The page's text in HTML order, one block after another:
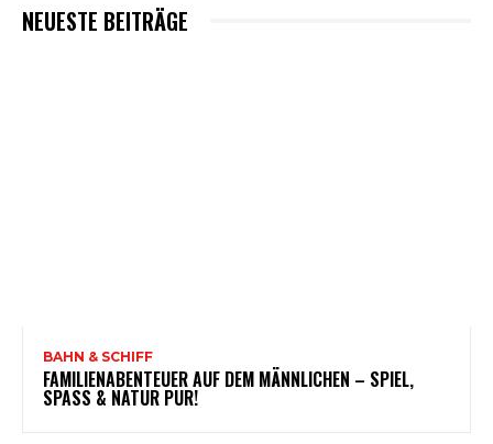
NEUESTE BEITRÄGE
BAHN & SCHIFF
FAMILIENABENTEUER AUF DEM MÄNNLICHEN – SPIEL,
SPASS & NATUR PUR!